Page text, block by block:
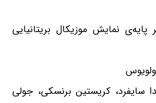
نمایش موزیکال بریتانیایی
سایفرد، کریستین برنسکی، جولی